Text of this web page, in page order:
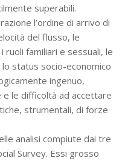
superabili.
l’ordine di arrivo di
del flusso, le
familiari e sessuali, le
status socio-economico
ingenuo,
e le difficoltà ad accettare
strumentali, di forze
analisi compiute dai tre
Survey. Essi grosso